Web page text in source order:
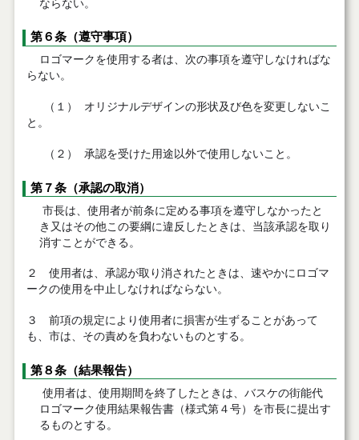
ならない。
第６条（遵守事項）
ロゴマークを使用する者は、次の事項を遵守しなければな
らない。
（１）
オリジナルデザインの形状及び色を変更しないこ
と。
（２） 承認を受けた用途以外で使用しないこと。
第７条（承認の取消）
市長は、使用者が前条に定める事項を遵守しなかったと
き又はその他この要綱に違反したときは、当該承認を取り
消すことができる。
２ 使用者は、承認が取り消されたときは、速やかにロゴマ
ークの使用を中止しなければならない。
３ 前項の規定により使用者に損害が生ずることがあって
も、市は、その責めを負わないものとする。
第８条（結果報告）
使用者は、使用期間を終了したときは、バスケの街能代
ロゴマーク使用結果報告書（様式第４号）を市長に提出す
るものとする。